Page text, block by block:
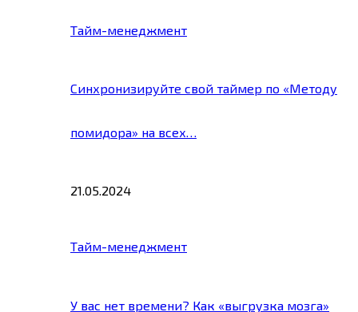
Тайм-менеджмент
Синхронизируйте свой таймер по «Методу
помидора» на всех…
21.05.2024
Тайм-менеджмент
У вас нет времени? Как «выгрузка мозга»